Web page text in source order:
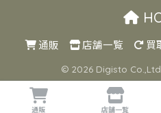
通販 店舗一覧 買
© 2026 Digisto
通販 店舗一覧